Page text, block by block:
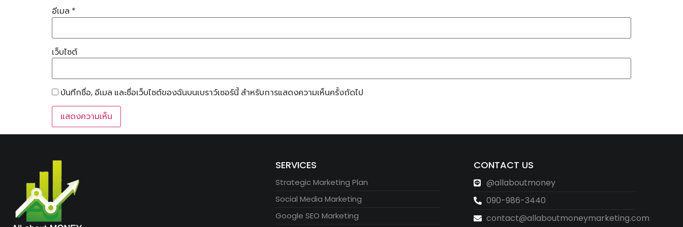
อีเมล *
เว็บไซต์
บันทึกชื่อ, อีเมล และชื่อเว็บไซต์ของฉันบนเบราว์เซอร์นี้ สำหรับการแสดงความเห็นครั้งถัดไป
SERVICES
Strategic Marketing Plan
Social Media Marketing
Google SEO Marketing
CONTACT US
@allaboutmoney
090-986-3440
contact@allaboutmoneymarketing.com